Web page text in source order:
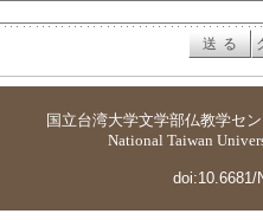
国立台湾大学文学部仏教学セ
National Taiwan
doi:10.6681/